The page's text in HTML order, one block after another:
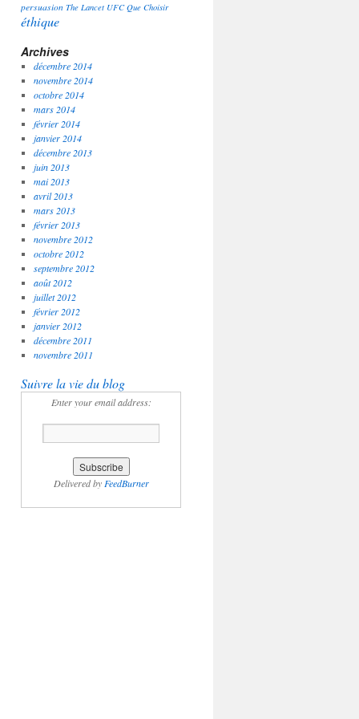
persuasion The Lancet UFC Que Choisir
éthique
Archives
décembre 2014
novembre 2014
octobre 2014
mars 2014
février 2014
janvier 2014
décembre 2013
juin 2013
mai 2013
avril 2013
mars 2013
février 2013
novembre 2012
octobre 2012
septembre 2012
août 2012
juillet 2012
février 2012
janvier 2012
décembre 2011
novembre 2011
Suivre la vie du blog
Enter your email address:
Delivered by FeedBurner